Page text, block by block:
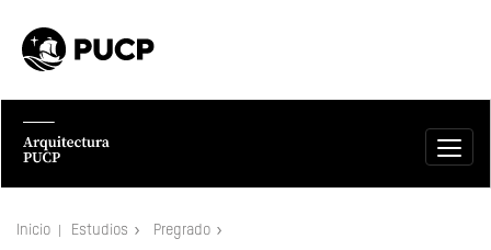
Inicio Estudios Pregrado